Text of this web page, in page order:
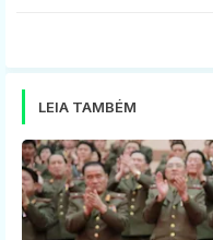
LEIA TAMBÉM